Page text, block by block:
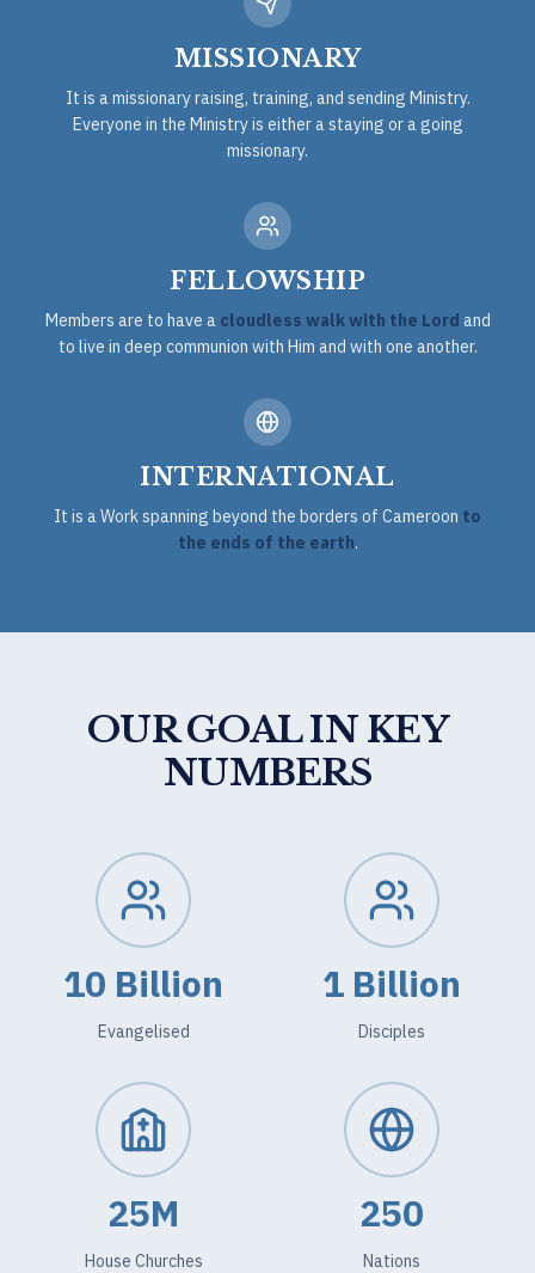
MISSIONARY
It is a missionary raising, training, and sending Ministry.
Everyone in the Ministry is either a staying or a going
missionary.
FELLOWSHIP
Members are to have a cloudless walk with the Lord and
to live in deep communion with Him and with one another.
INTERNATIONAL
It is a Work spanning beyond the borders of Cameroon to
the ends of the earth.
OUR GOAL IN KEY
NUMBERS
10 Billion
Evangelised
1 Billion
Disciples
25M
House Churches
250
Nations